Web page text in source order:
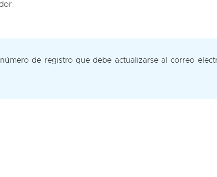
de registro que debe actualizarse al correo